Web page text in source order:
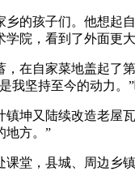
的孩子们。他想起
院，看到了外面更
，在自家菜地盖起了
我坚持至今的动力。”
坤又陆续改造老屋
地方。”
堂，县城、周边乡